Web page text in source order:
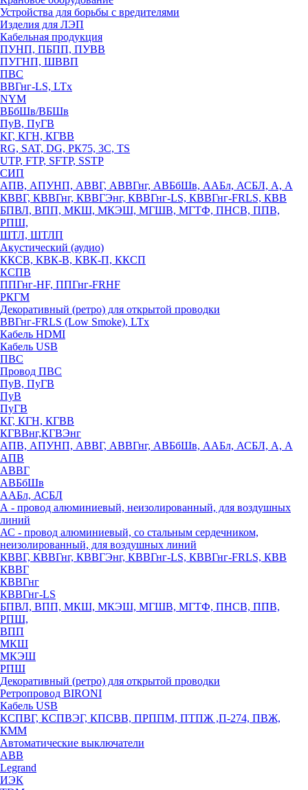
Устройства для борьбы с вредителями
Изделия для ЛЭП
Кабельная продукция
ПУНП, ПБПП, ПУВВ
ПУГНП, ШВВП
ПВС
ВВГнг-LS, LTx
NYM
ВБбШв/ВБШв
ПуВ, ПуГВ
КГ, КГН, КГВВ
RG, SAT, DG, РК75, 3С, TS
UTP, FTP, SFTP, SSTP
СИП
АПВ, АПУНП, АВВГ, АВВГнг, АВБбШв, ААБл, АСБЛ, А, А
КВВГ, КВВГнг, КВВГЭнг, КВВГнг-LS, КВВГнг-FRLS, КВВ
БПВЛ, ВПП, МКШ, МКЭШ, МГШВ, МГТФ, ПНСВ, ППВ,
РПШ,
ШТЛ, ШТЛП
Акустический (аудио)
ККСВ, КВК-В, КВК-П, ККСП
КСПВ
ППГнг-HF, ППГнг-FRHF
РКГМ
Декоративный (ретро) для открытой проводки
ВВГнг-FRLS (Low Smoke), LTx
Кабель HDMI
Кабель USB
ПВС
Провод ПВС
ПуВ, ПуГВ
ПуВ
ПуГВ
КГ, КГН, КГВВ
КГВВнг,КГВЭнг
АПВ, АПУНП, АВВГ, АВВГнг, АВБбШв, ААБл, АСБЛ, А, А
АПВ
АВВГ
АВБбШв
ААБл, АСБЛ
А - провод алюминиевый, неизолированный, для воздушных
линий
АС - провод алюминиевый, со стальным сердечником,
неизолированный, для воздушных линий
КВВГ, КВВГнг, КВВГЭнг, КВВГнг-LS, КВВГнг-FRLS, КВВ
КВВГ
КВВГнг
КВВГнг-LS
БПВЛ, ВПП, МКШ, МКЭШ, МГШВ, МГТФ, ПНСВ, ППВ,
РПШ,
ВПП
МКШ
МКЭШ
РПШ
Декоративный (ретро) для открытой проводки
Ретропровод BIRONI
Кабель USB
КСПВГ, КСПВЭГ, КПСВВ, ПРППМ, ПТПЖ ,П-274, ПВЖ,
КММ
Автоматические выключатели
ABB
Legrand
ИЭК